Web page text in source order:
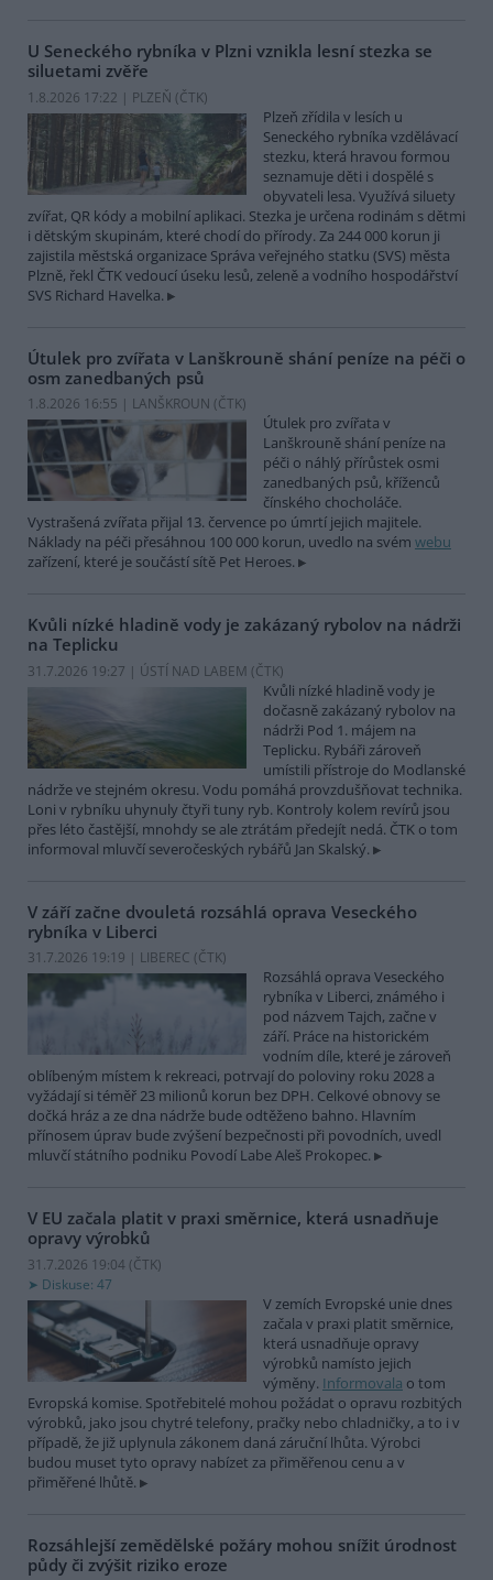
U Seneckého rybníka v Plzni vznikla lesní stezka se
siluetami zvěře
1.8.2026 17:22 | PLZEŇ (ČTK)
Plzeň zřídila v lesích u
Seneckého rybníka vzdělávací
stezku, která hravou formou
seznamuje děti i dospělé s
obyvateli lesa. Využívá siluety
zvířat, QR kódy a mobilní aplikaci. Stezka je určena rodinám s dětmi
i dětským skupinám, které chodí do přírody. Za 244 000 korun ji
zajistila městská organizace Správa veřejného statku (SVS) města
Plzně, řekl ČTK vedoucí úseku lesů, zeleně a vodního hospodářství
SVS Richard Havelka.
Útulek pro zvířata v Lanškrouně shání peníze na péči o
osm zanedbaných psů
1.8.2026 16:55 | LANŠKROUN (ČTK)
Útulek pro zvířata v
Lanškrouně shání peníze na
péči o náhlý přírůstek osmi
zanedbaných psů, kříženců
čínského chocholáče.
Vystrašená zvířata přijal 13. července po úmrtí jejich majitele.
Náklady na péči přesáhnou 100 000 korun, uvedlo na svém webu
zařízení, které je součástí sítě Pet Heroes.
Kvůli nízké hladině vody je zakázaný rybolov na nádrži
na Teplicku
31.7.2026 19:27 | ÚSTÍ NAD LABEM (ČTK)
Kvůli nízké hladině vody je
dočasně zakázaný rybolov na
nádrži Pod 1. májem na
Teplicku. Rybáři zároveň
umístili přístroje do Modlanské
nádrže ve stejném okresu. Vodu pomáhá provzdušňovat technika.
Loni v rybníku uhynuly čtyři tuny ryb. Kontroly kolem revírů jsou
přes léto častější, mnohdy se ale ztrátám předejít nedá. ČTK o tom
informoval mluvčí severočeských rybářů Jan Skalský.
V září začne dvouletá rozsáhlá oprava Veseckého
rybníka v Liberci
31.7.2026 19:19 | LIBEREC (ČTK)
Rozsáhlá oprava Veseckého
rybníka v Liberci, známého i
pod názvem Tajch, začne v
září. Práce na historickém
vodním díle, které je zároveň
oblíbeným místem k rekreaci, potrvají do poloviny roku 2028 a
vyžádají si téměř 23 milionů korun bez DPH. Celkové obnovy se
dočká hráz a ze dna nádrže bude odtěženo bahno. Hlavním
přínosem úprav bude zvýšení bezpečnosti při povodních, uvedl
mluvčí státního podniku Povodí Labe Aleš Prokopec.
V EU začala platit v praxi směrnice, která usnadňuje
opravy výrobků
31.7.2026 19:04 (ČTK)
Diskuse: 47
V zemích Evropské unie dnes
začala v praxi platit směrnice,
která usnadňuje opravy
výrobků namísto jejich
výměny. Informovala o tom
Evropská komise. Spotřebitelé mohou požádat o opravu rozbitých
výrobků, jako jsou chytré telefony, pračky nebo chladničky, a to i v
případě, že již uplynula zákonem daná záruční lhůta. Výrobci
budou muset tyto opravy nabízet za přiměřenou cenu a v
přiměřené lhůtě.
Rozsáhlejší zemědělské požáry mohou snížit úrodnost
půdy či zvýšit riziko eroze